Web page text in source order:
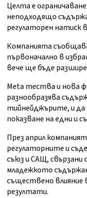
Целта е
неподходящо
регулаторен натиск
Компанията
първоначално в
вече ще бъде
Meta тества и нова
разнообразява
тийнейджърите, и да
показване на едни и
През април
регулаторните и
съюз и САЩ, свързани
младежкото
съществено влияние
резултати.